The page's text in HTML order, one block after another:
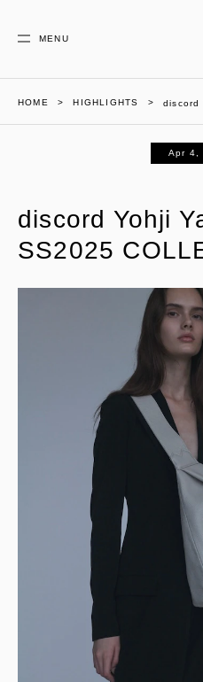
MENU
HOME HIGHLIGHTS discord
Apr 4,
discord Yohji
SS2025